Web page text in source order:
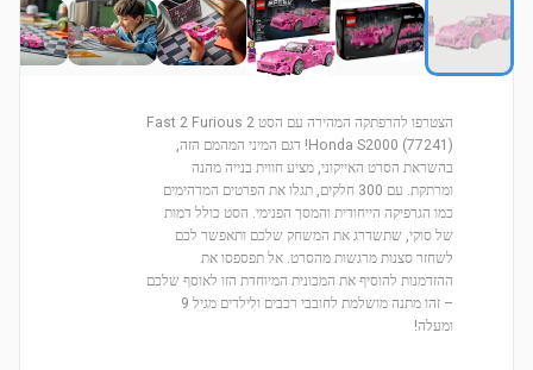
הצטרפו להרפתקה המהירה עם הסט 2 Fast 2 Furious
Honda S2000 (77241)! דגם המיני המהמם הזה,
בהשראת הסרט האייקוני, מציע חווית בנייה מהנה
ומרתקת. עם 300 חלקים, תגלו את הפרטים המדהימים
כמו הגרפיקה הייחודית והמסך הפנימי. הסט כולל דמות
של סוקי, שתשדרג את המשחק שלכם ותאפשר לכם
לשחזר סצנות מרגשות מהסרט. אל תפספסו את
ההזדמנות להוסיף את המכונית המיוחדת הזו לאוסף שלכם
– זהו מתנה מושלמת לחובבי רכבים ולילדים מגיל 9
ומעלה!